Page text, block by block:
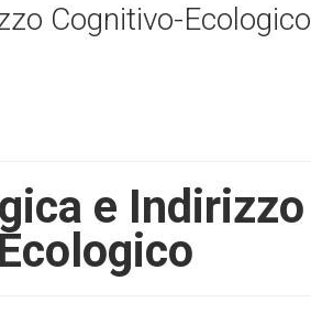
Cognitivo-Ecologico
e
Ecologico